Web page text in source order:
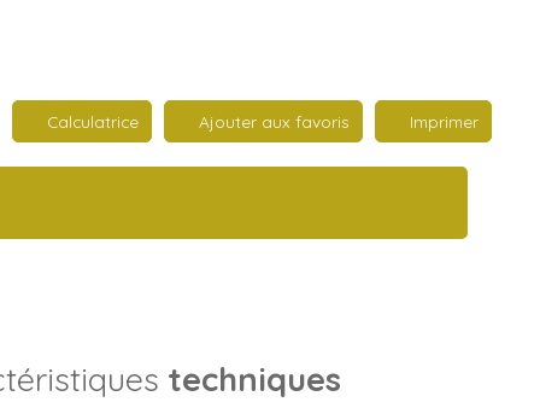
Calculatrice Ajouter aux favoris Imprimer
techniques